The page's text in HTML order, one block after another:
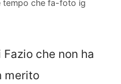
tempo che fa-foto ig
che non ha
merito